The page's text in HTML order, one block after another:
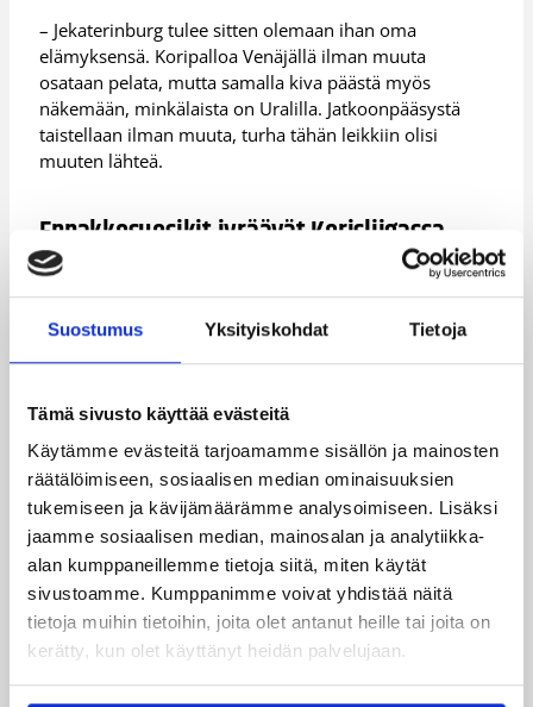
Suostumus Yksityiskohdat Tietoja
Tämä sivusto käyttää evästeitä
Käytämme evästeitä tarjoamamme sisällön ja mainosten
räätälöimiseen, sosiaalisen median ominaisuuksien
tukemiseen ja kävijämäärämme analysoimiseen. Lisäksi
jaamme sosiaalisen median, mainosalan ja analytiikka-
alan kumppaneillemme tietoja siitä, miten käytät
sivustoamme. Kumppanimme voivat yhdistää näitä
tietoja muihin tietoihin, joita olet antanut heille tai joita on
kerätty, kun olet käyttänyt heidän palvelujaan.
– Jekaterinburg tulee sitten olemaan ihan oma
elämyksensä. Koripalloa Venäjällä ilman muuta
osataan pelata, mutta samalla kiva päästä myös
näkemään, minkälaista on Uralilla. Jatkoonpääsystä
taistellaan ilman muuta, turha tähän leikkiin olisi
muuten lähteä.
Ennakkosuosikit jyräävät Korisliigassa
Korisliigassa KTP-Basket on ollut syyskauden
ahkerimpia joukkueita pelaamalla 44 ottelustaan 17
ennen joulua. Kotkalaiset ovat kohdanneet jo kaikki
muut Korisliigan joukkueet vähintään kerran ja
– Korisliiga on yleensä aika tasainen, mutta tässä
vaiheessa liigan kärki ja haastajat ovat aika selvästi
erottumassa. Tästä voi olla montaa mieltä, mutta minä
olen ihan tyytyväinen siihen kehityssuuntaan. On
olemassa muutama mestaruudesta pelaava joukkue ja
sitten ne, jotka haastavat isompiaan ja kehittävät
pelaajia, Matinen miettii.
Viime keväältä Matisella ja KTP:lla on katkerat muistot,
sillä KTP taipui Nilan Bisonsille kovatasoisessa
finaalisarjassa voitoin 3-2. KTP ja Bisons kuuluvat